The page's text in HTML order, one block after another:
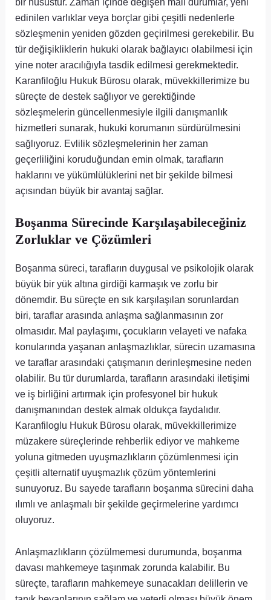
edinilen varlıklar veya borçlar gibi çeşitli nedenlerle
sözleşmenin yeniden gözden geçirilmesi gerekebilir. Bu
tür değişikliklerin hukuki olarak bağlayıcı olabilmesi için
yine noter aracılığıyla tasdik edilmesi gerekmektedir.
Karanfiloğlu Hukuk Bürosu olarak, müvekkillerimize bu
süreçte de destek sağlıyor ve gerektiğinde
sözleşmelerin güncellenmesiyle ilgili danışmanlık
hizmetleri sunarak, hukuki korumanın sürdürülmesini
sağlıyoruz. Evlilik sözleşmelerinin her zaman
geçerliliğini koruduğundan emin olmak, tarafların
haklarını ve yükümlülüklerini net bir şekilde bilmesi
açısından büyük bir avantaj sağlar.
Boşanma Sürecinde Karşılaşabileceğiniz
Zorluklar ve Çözümleri
Boşanma süreci, tarafların duygusal ve psikolojik olarak
büyük bir yük altına girdiği karmaşık ve zorlu bir
dönemdir. Bu süreçte en sık karşılaşılan sorunlardan
biri, taraflar arasında anlaşma sağlanmasının zor
olmasıdır. Mal paylaşımı, çocukların velayeti ve nafaka
konularında yaşanan anlaşmazlıklar, sürecin uzamasına
ve taraflar arasındaki çatışmanın derinleşmesine neden
olabilir. Bu tür durumlarda, tarafların arasındaki iletişimi
ve iş birliğini artırmak için profesyonel bir hukuk
danışmanından destek almak oldukça faydalıdır.
Karanfiloglu Hukuk Bürosu olarak, müvekkillerimize
müzakere süreçlerinde rehberlik ediyor ve mahkeme
yoluna gitmeden uyuşmazlıkların çözümlenmesi için
çeşitli alternatif uyuşmazlık çözüm yöntemlerini
sunuyoruz. Bu sayede tarafların boşanma sürecini daha
ılımlı ve anlaşmalı bir şekilde geçirmelerine yardımcı
oluyoruz.
Anlaşmazlıkların çözülmemesi durumunda, boşanma
davası mahkemeye taşınmak zorunda kalabilir. Bu
süreçte, tarafların mahkemeye sunacakları delillerin ve